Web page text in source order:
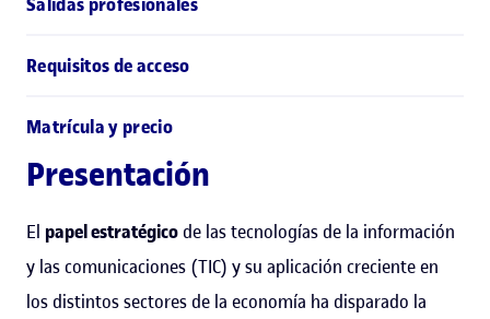
Requisitos de acceso
Matrícula y precio
Presentación
El papel estratégico de las tecnologías de la información
y las comunicaciones (TIC) y su aplicación creciente en
los distintos sectores de la economía ha disparado la